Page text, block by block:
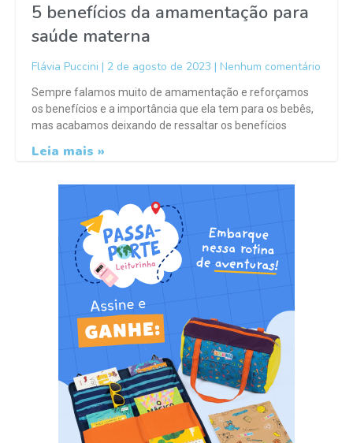
5 benefícios da amamentação para
saúde materna
Flávia Puccini 2 de agosto de 2023 Nenhum comentário
Sempre falamos muito de amamentação e reforçamos
os benefícios e a importância que ela tem para os bebês,
mas acabamos deixando de ressaltar os benefícios
Leia mais »